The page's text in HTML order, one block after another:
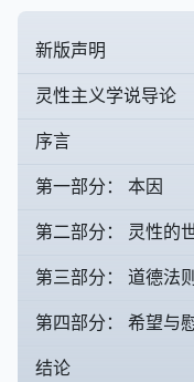
新版声明
灵性主义学说导论
序言
第一部分： 本因
第二部分： 灵性的
第三部分： 道德法则
第四部分： 希望与
结论